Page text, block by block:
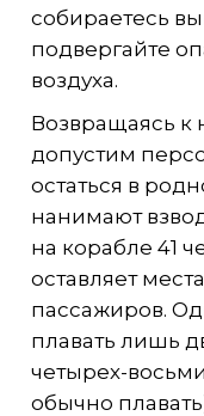
собираетесь
подвергайте
воздуха.
Возвращаясь
допустим
остаться в
нанимают
на корабле 41
оставляет
пассажиров.
плавать лишь
четырех-
обычно